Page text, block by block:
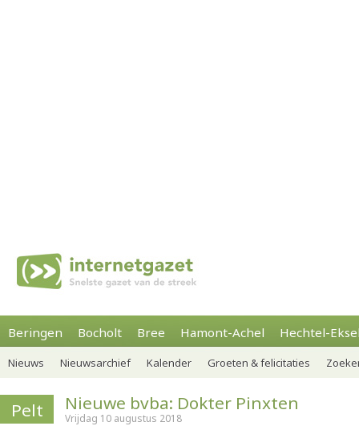
Beringen Bocholt Bree Hamont-Achel Hechtel-
Nieuws Nieuwsarchief Kalender Groeten & felicitaties
Pelt Nieuwe bvba: Dokter Pinxten
Vrijdag 10 augustus 2018